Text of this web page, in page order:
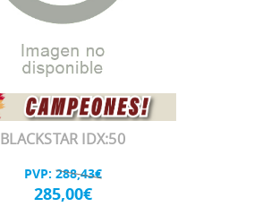
BLACKSTAR IDX:50
PVP: 288,43€
285,00€